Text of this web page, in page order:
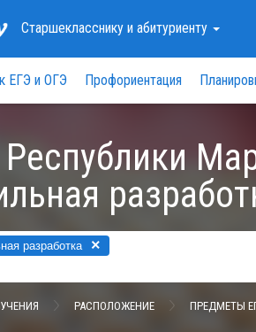
Старшеклассникуи абитуриенту
ЕГЭ и ОГЭ Профориентация
разработка ×
РАСПОЛОЖЕНИЕ ПРЕДМЕТЫ